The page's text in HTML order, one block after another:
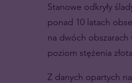
Stanowe odkryły
ponad 10 latach
na dwóch obszarach
poziom stężenia
Z danych opartych